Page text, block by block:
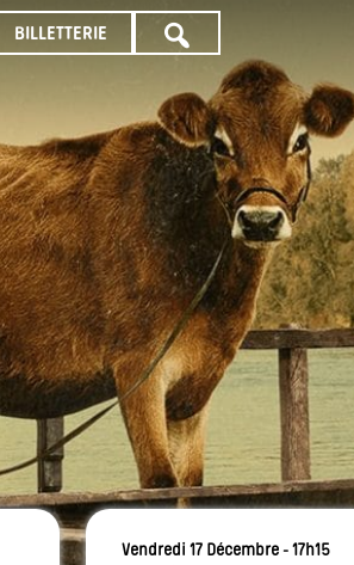
BILLETTERIE
TOUTE
PROGRAMMATION
Vendredi 17 Décembre - 17h15